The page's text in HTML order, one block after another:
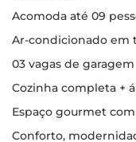
Acomoda até 09
Ar-condicionado em
03 vagas de garagem
Cozinha completa +
Espaço gourmet
Conforto,